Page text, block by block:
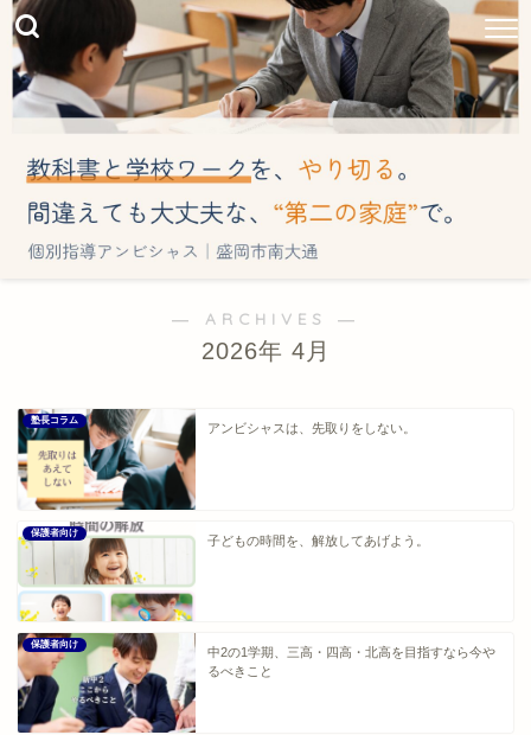
― ARCHIVES ―
2026年 4月
塾長コラム
アンビシャスは、先取りをしない。
保護者向け
子どもの時間を、解放してあげよう。
保護者向け
中2の1学期、三高・四高・北高を目指すなら今や
るべきこと